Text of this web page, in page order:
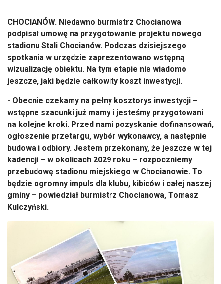
CHOCIANÓW. Niedawno burmistrz Chocianowa
podpisał umowę na przygotowanie projektu nowego
stadionu Stali Chocianów. Podczas dzisiejszego
spotkania w urzędzie zaprezentowano wstępną
wizualizację obiektu. Na tym etapie nie wiadomo
jeszcze, jaki będzie całkowity koszt inwestycji.
- Obecnie czekamy na pełny kosztorys inwestycji –
wstępne szacunki już mamy i jesteśmy przygotowani
na kolejne kroki. Przed nami pozyskanie dofinansowań,
ogłoszenie przetargu, wybór wykonawcy, a następnie
budowa i odbiory. Jestem przekonany, że jeszcze w tej
kadencji – w okolicach 2029 roku – rozpoczniemy
przebudowę stadionu miejskiego w Chocianowie. To
będzie ogromny impuls dla klubu, kibiców i całej naszej
gminy – powiedział burmistrz Chocianowa, Tomasz
Kulczyński.